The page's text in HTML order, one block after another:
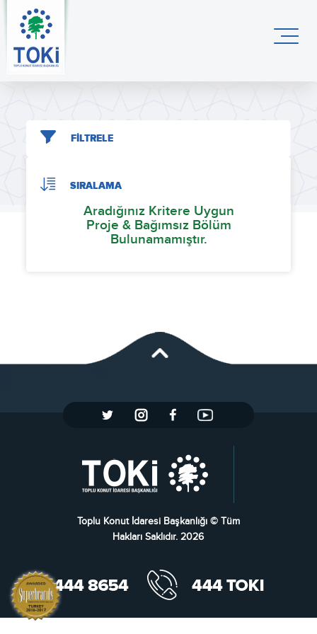
FİLTRELE
SIRALAMA
Aradığınız Kritere Uygun
Proje & Bağımsız Bölüm
Bulunamamıştır.
Toplu Konut İdaresi Başkanlığı © Tüm
Hakları Saklıdır. 2026